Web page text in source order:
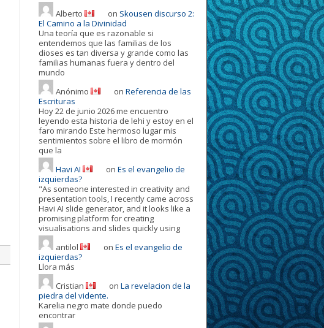
Alberto on Skousen discurso 2:
El Camino a la Divinidad
Una teoría que es razonable si
entendemos que las familias de los
dioses es tan diversa y grande como las
familias humanas fuera y dentro del
mundo
Anónimo
on Referencia de las
Escrituras
Hoy 22 de junio 2026 me encuentro
leyendo esta historia de lehi y estoy en el
faro mirando Este hermoso lugar mis
sentimientos sobre el libro de mormón
que la
Havi AI
on Es el evangelio de
izquierdas?
"As someone interested in creativity and
presentation tools, I recently came across
Havi AI slide generator, and it looks like a
promising platform for creating
visualisations and slides quickly using
antilol
on Es el evangelio de
izquierdas?
Llora más
Cristian
on La revelacion de la
piedra del vidente.
Karelia negro mate donde puedo
encontrar